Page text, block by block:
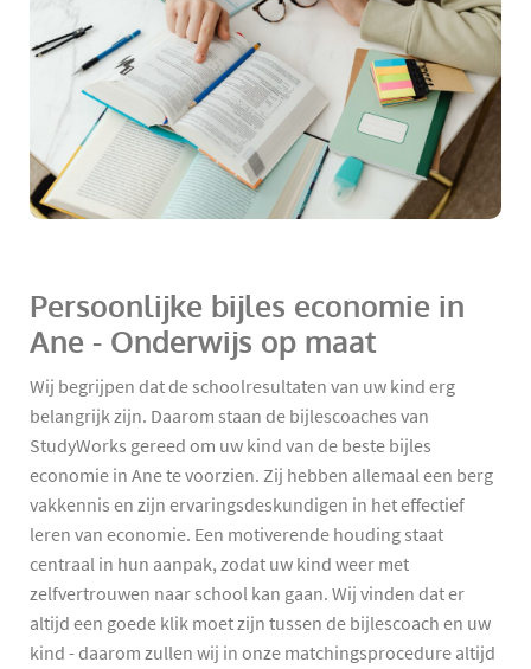
Persoonlijke bijles economie in
Ane - Onderwijs op maat
Wij begrijpen dat de schoolresultaten van uw kind erg
belangrijk zijn. Daarom staan de bijlescoaches van
StudyWorks gereed om uw kind van de beste bijles
economie in Ane te voorzien. Zij hebben allemaal een berg
vakkennis en zijn ervaringsdeskundigen in het effectief
leren van economie. Een motiverende houding staat
centraal in hun aanpak, zodat uw kind weer met
zelfvertrouwen naar school kan gaan. Wij vinden dat er
altijd een goede klik moet zijn tussen de bijlescoach en uw
kind - daarom zullen wij in onze matchingsprocedure altijd